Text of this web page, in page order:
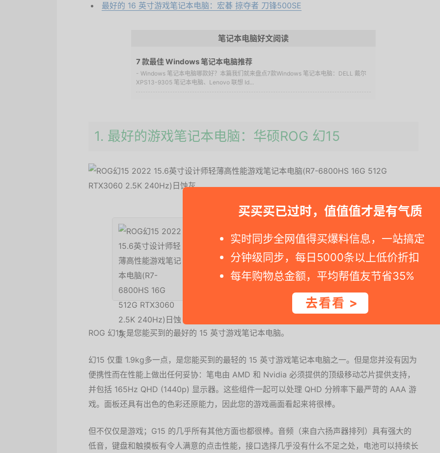
买买买已过时，值值值才是有气质
实时同步全网值得买爆料信息，一站搞定
分钟级同步，每日5000条以上低价折扣
每年购物总金额，平均帮值友节省35%
去看看 >
最好的 16 英寸游戏笔记本电脑：宏碁 掠夺者 刀锋500SE
笔记本电脑好文阅读
7 款最佳 Windows 笔记本电脑推荐
- Windows 笔记本电脑哪款好？本篇我们就来盘点7款Windows 笔记本电脑：DELL 戴尔
XPS13-9305 笔记本电脑、Lenovo 联想 Id...
1. 最好的游戏笔记本电脑：华硕ROG 幻15
ROG幻15 2022 15.6英寸设计师轻薄高性能游戏笔记本
电脑(R7-6800HS 16G 512G RTX3060 2.5K 240Hz)日
ROG 幻15 是您能买到的最好的 15 英寸游戏笔记本电脑。
幻15 仅重 1.9kg多一点，是您能买到的最轻的 15 英寸游戏笔记本电脑之一。但是您并没有因为
便携性而在性能上做出任何妥协：笔电由 AMD 和 Nvidia 必须提供的顶级移动芯片提供支持，
并包括 165Hz QHD (1440p) 显示器。这些组件一起可以处理 QHD 分辨率下最严苛的 AAA 游
戏。面板还具有出色的色彩还原能力，因此您的游戏画面看起来将很棒。
但不仅仅是游戏；G15 的几乎所有其他方面也都很棒。音频（来自六扬声器排列）具有强大的
低音，键盘和触摸板有令人满意的点击性能，接口选择几乎没有什么不足之处，电池可以持续长